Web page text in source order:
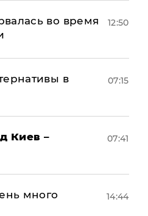
во время
12:50
в
07:15
Киев –
07:41
много
14:44